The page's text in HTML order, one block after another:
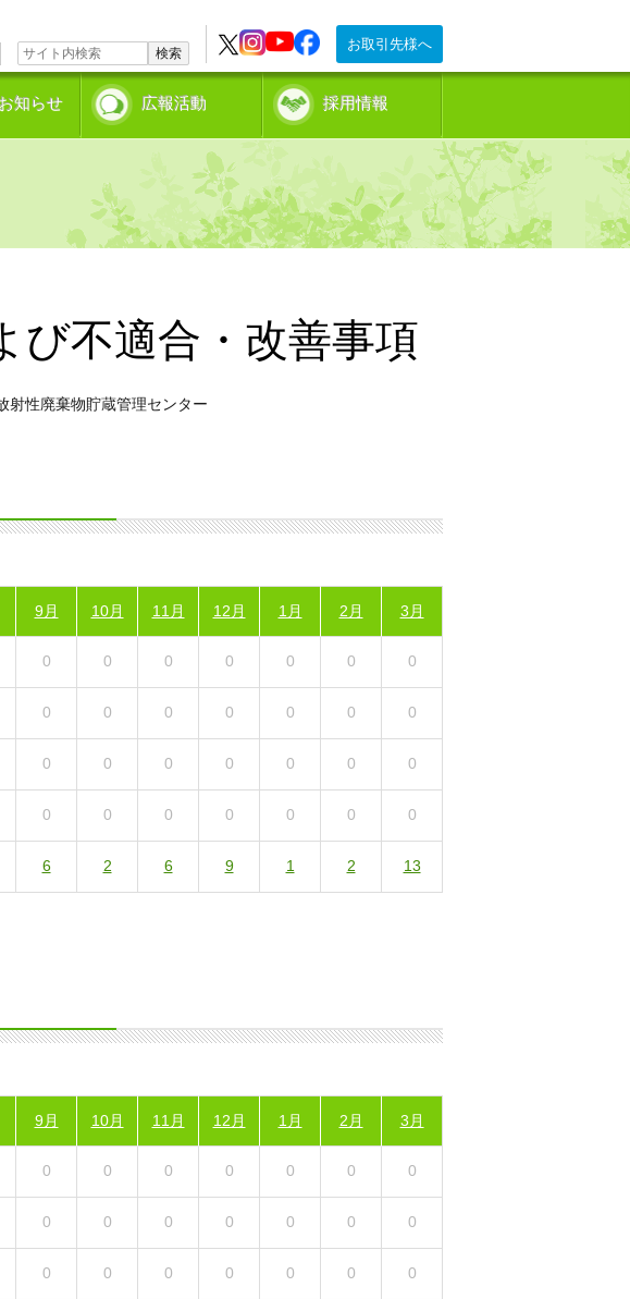
お取引先様へ
検索
知らせ 広報活動 採用情報
び不適合・改善事項
射性廃棄物貯蔵管理センター
9月 10月 11月 12月 1月 2月 3月
0 0 0 0 0 0 0
0 0 0 0 0 0 0
0 0 0 0 0 0 0
0 0 0 0 0 0 0
6 2 6 9 1 2 13
9月 10月 11月 12月 1月 2月 3月
0 0 0 0 0 0 0
0 0 0 0 0 0 0
0 0 0 0 0 0 0